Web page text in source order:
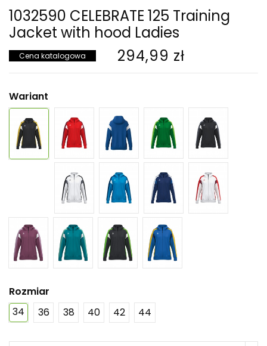
1032590 CELEBRATE 125 Training
Jacket with hood Ladies
Cena katalogowa 294,99 zł
Wariant
Rozmiar
34
36 38 40 42 44